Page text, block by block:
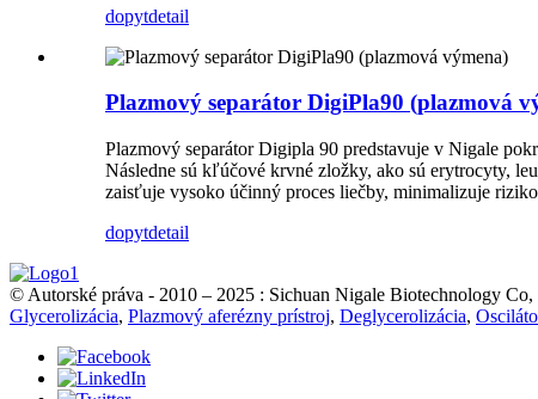
dopytdetail
Plazmový separátor DigiPla90 (plazmová
Plazmový separátor Digipla 90 predstavuje v Nigale
Následne sú kľúčové krvné zložky, ako sú erytrocyty,
zaisťuje vysoko účinný proces liečby, minimalizuje
dopytdetail
© Autorské práva - 2010 – 2025 : Sichuan Nigale Biotechnology
Glycerolizácia, Plazmový aferézny prístroj, Deglycerolizácia,